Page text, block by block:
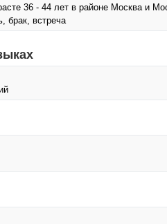
36 - 44 лет в районе Москва и
брак, встреча